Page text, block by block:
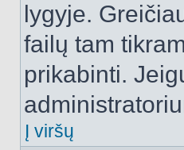
lygyje.
failų tam
prikabinti.
Į viršų